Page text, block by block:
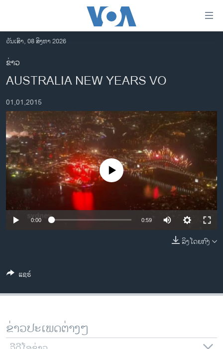
ເຂົ້າ
ຫາ
ຂ້າມ
ຂ້າມ
ໄປ
ຫາ
ຊອກ
ຄົ້ນ
ອາເມຣິກາ
ການເລືອກຕັ້ງ ປະທານາທີບໍດີ ສະຫະລັດ 2024
ຂ່າວ​ຈີນ
ໂລກ
ເອເຊຍ
ອິດສະຫຼະພາບດ້ານການຂ່າວ
ຊີວິດຊາວລາວ
ຊຸມຊົນຊາວລາວ
ວິທະຍາສາດ-ເທັກໂນໂລຈີ
ພາສາອັງກິດ
ລາຍການກະຈາຍສຽງ
ລາຍງານ
ຕິດຕາມພວກເຮົາ ທີ່
ວັນເສົາ, 08 ສິງຫາ 2026
ຂ່າວ
AUSTRALIA NEW YEARS VO
01,01,2015
No media source currently available
0:00 0:59
ລິງໂດຍກົງ
ແຊຣ໌
ຂ່າວປະເພດຕ່າງໆ